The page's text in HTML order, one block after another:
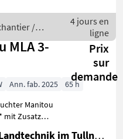
,
,
/
4 jours en
ligne
MLA 3-
Prix
sur
demande
Ann. fab. 2025
65 h
Manitou
mit Zusatz
Landtechnik im Tullnerfeld Wilhelm Bayerl GmbH